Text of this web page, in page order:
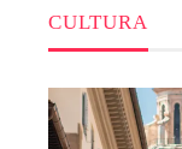
CULTURA